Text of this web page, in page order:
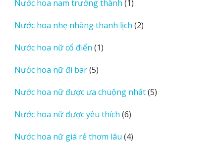
phẩm
Nước hoa nam trưởng thành 11
phẩm
Nước hoa nhẹ nhàng thanh lịch 22
Nước hoa nữ cổ điển 11
Nước hoa nữ đi bar 55
phẩm
Nước hoa nữ được ưa chuộng nhất 55
Nước hoa nữ được yêu thích 66
phẩm
Nước hoa nữ giá rẻ thơm lâu 44